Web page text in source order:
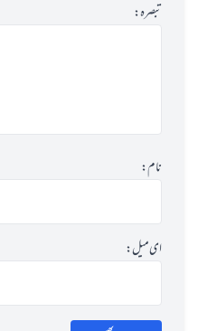
تبصرہ:
نام:
ای میل: